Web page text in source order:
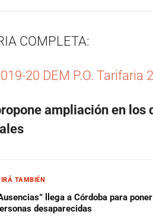
COMPLETA:
20 DEM P.O. Tarifaria
ampliación en los
TAMBIÉN
llega a Córdoba para
desaparecidas